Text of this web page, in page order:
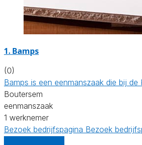
1. Bamps
(0)
Bamps is een eenmanszaak die bij
Boutersem
eenmanszaak
1 werknemer
Bezoek bedrijfspagina Bezoek